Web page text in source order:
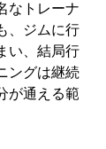
なトレーナ
、ジムに行
い、結局行
ングは継続
が通える範